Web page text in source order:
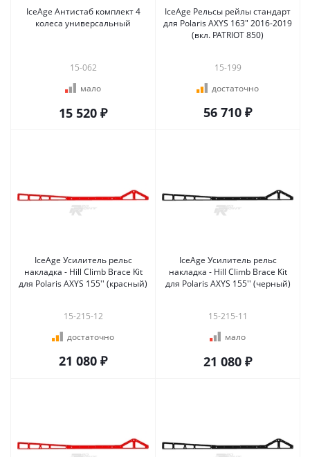
IceAge Антистаб комплект 4
колеса универсальный
15-062
мало
15 520 ₽
IceAge Рельсы рейлы стандарт
для Polaris AXYS 163" 2016-2019
(вкл. PATRIOT 850)
15-199
достаточно
56 710 ₽
IceAge Усилитель рельс
накладка - Hill Climb Brace Kit
для Polaris AXYS 155'' (красный)
15-215-12
достаточно
21 080 ₽
IceAge Усилитель рельс
накладка - Hill Climb Brace Kit
для Polaris AXYS 155'' (черный)
15-215-11
мало
21 080 ₽